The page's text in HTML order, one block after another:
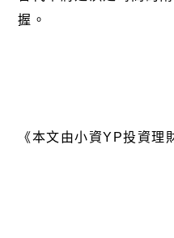
握。
《本文由小資YP投資理